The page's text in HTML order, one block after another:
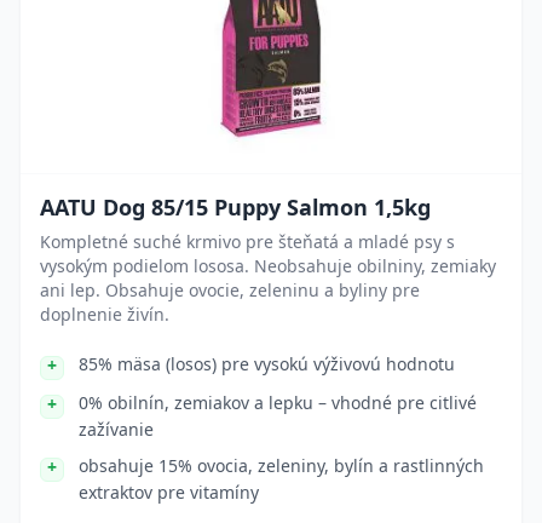
AATU Dog 85/15 Puppy Salmon 1,5kg
Kompletné suché krmivo pre šteňatá a mladé psy s
vysokým podielom lososa. Neobsahuje obilniny, zemiaky
ani lep. Obsahuje ovocie, zeleninu a byliny pre
doplnenie živín.
85% mäsa (losos) pre vysokú výživovú hodnotu
0% obilnín, zemiakov a lepku – vhodné pre citlivé
zažívanie
obsahuje 15% ovocia, zeleniny, bylín a rastlinných
extraktov pre vitamíny